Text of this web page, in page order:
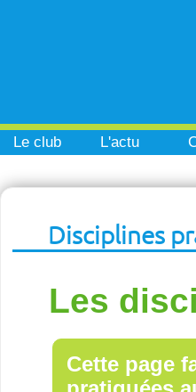
Le club L'actu
Disciplines
Les
Cette page